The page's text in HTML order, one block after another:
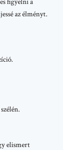
figyelni a
az élményt.
elismert